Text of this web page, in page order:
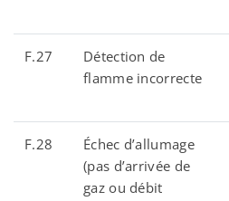
F.27
Détection de
flamme incorrecte
F.28
Échec d’allumage
(pas d’arrivée de
gaz ou débit